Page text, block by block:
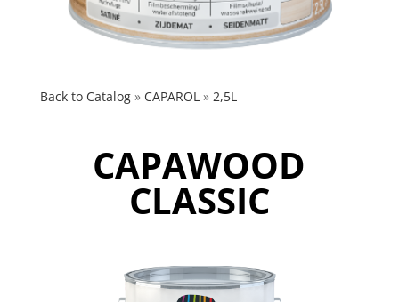
Back to Catalog CAPAROL 2,5L
CAPAWOOD
CLASSIC